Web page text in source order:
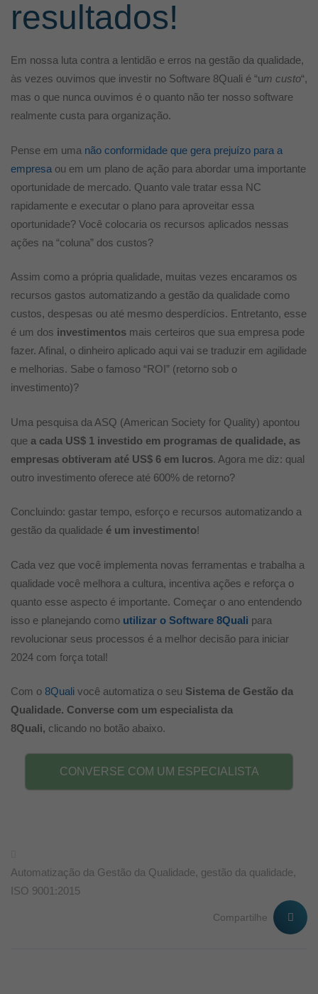
resultados!
Em nossa luta contra a lentidão e erros na gestão da qualidade,
às vezes ouvimos que investir no Software 8Quali é “um custo“,
mas o que nunca ouvimos é o quanto não ter nosso software
realmente custa para organização.
Pense em uma não conformidade que gera prejuízo para a
empresa ou em um plano de ação para abordar uma importante
oportunidade de mercado. Quanto vale tratar essa NC
rapidamente e executar o plano para aproveitar essa
oportunidade? Você colocaria os recursos aplicados nessas
ações na “coluna” dos custos?
Assim como a própria qualidade, muitas vezes encaramos os
recursos gastos automatizando a gestão da qualidade como
custos, despesas ou até mesmo desperdícios. Entretanto, esse
é um dos investimentos mais certeiros que sua empresa pode
fazer. Afinal, o dinheiro aplicado aqui vai se traduzir em agilidade
e melhorias. Sabe o famoso “ROI” (retorno sob o
investimento)?
Uma pesquisa da ASQ (American Society for Quality) apontou
que a cada US$ 1 investido em programas de qualidade, as
empresas obtiveram até US$ 6 em lucros. Agora me diz: qual
outro investimento oferece até 600% de retorno?
Concluindo: gastar tempo, esforço e recursos automatizando a
gestão da qualidade é um investimento!
Cada vez que você implementa novas ferramentas e trabalha a
qualidade você melhora a cultura, incentiva ações e reforça o
quanto esse aspecto é importante. Começar o ano entendendo
isso e planejando como utilizar o Software 8Quali para
revolucionar seus processos é a melhor decisão para iniciar
2024 com força total!
Com o 8Quali você automatiza o seu Sistema de Gestão da
Qualidade. Converse com um especialista da
8Quali, clicando no botão abaixo.
CONVERSE COM UM ESPECIALISTA
Automatização da Gestão da Qualidade, gestão da qualidade,
ISO 9001:2015
Compartilhe